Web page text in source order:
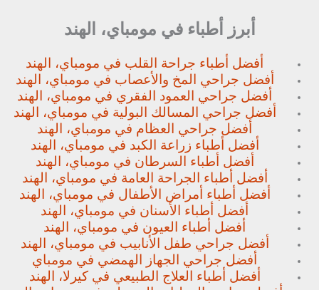
أبرز أطباء في مومباي، الهند
أفضل أطباء جراحة القلب في مومباي، الهند
أفضل جراحي المخ والأعصاب في مومباي، الهند
أفضل جراحي العمود الفقري في مومباي، الهند
أفضل جراحي المسالك البولية في مومباي، الهند
أفضل جراحي العظام في مومباي، الهند
أفضل أطباء زراعة الكبد في مومباي، الهند
أفضل أطباء السرطان في مومباي، الهند
أفضل أطباء الجراحة العامة في مومباي، الهند
أفضل أطباء أمراض الأطفال في مومباي، الهند
أفضل أطباء الأسنان في مومباي، الهند
أفضل أطباء العيون في مومباي، الهند
أفضل جراحي طفل الأنابيب في مومباي، الهند
أفضل جراحي الجهاز الهمضي في مومباي
أفضل أطباء العلاج الطبيعي في كيرلا، الهند